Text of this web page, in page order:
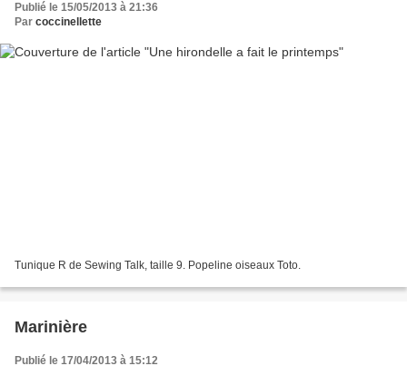
Publié le 15/05/2013 à 21:36
Par coccinellette
Tunique R de Sewing Talk, taille 9. Popeline oiseaux Toto.
Marinière
Publié le 17/04/2013 à 15:12